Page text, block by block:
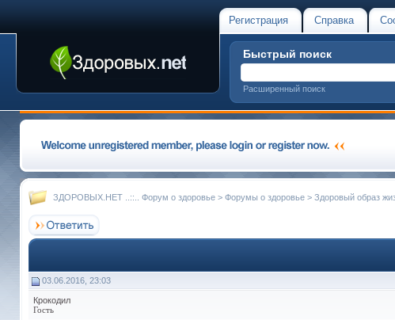
Регистрация Справка
Быстрый поиск
Расширенный поиск
ЗДОРОВЫХ.НЕТ ..::.. Форум о здоровье > Форумы о здоровье > Здоровый образ
03.06.2016, 23:03
Крокодил
Гость